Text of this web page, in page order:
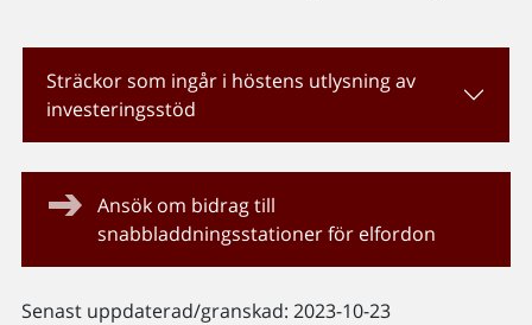
Sträckor som ingår i höstens utlysning av
investeringsstöd
Ansök om bidrag till
snabbladdningsstationer för elfordon
Senast uppdaterad/granskad: 2023-10-23